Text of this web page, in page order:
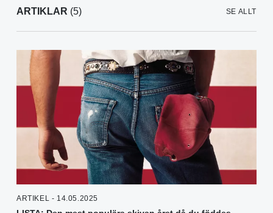
ARTIKLAR (5) SE ALLT
ARTIKEL - 14.05.2025